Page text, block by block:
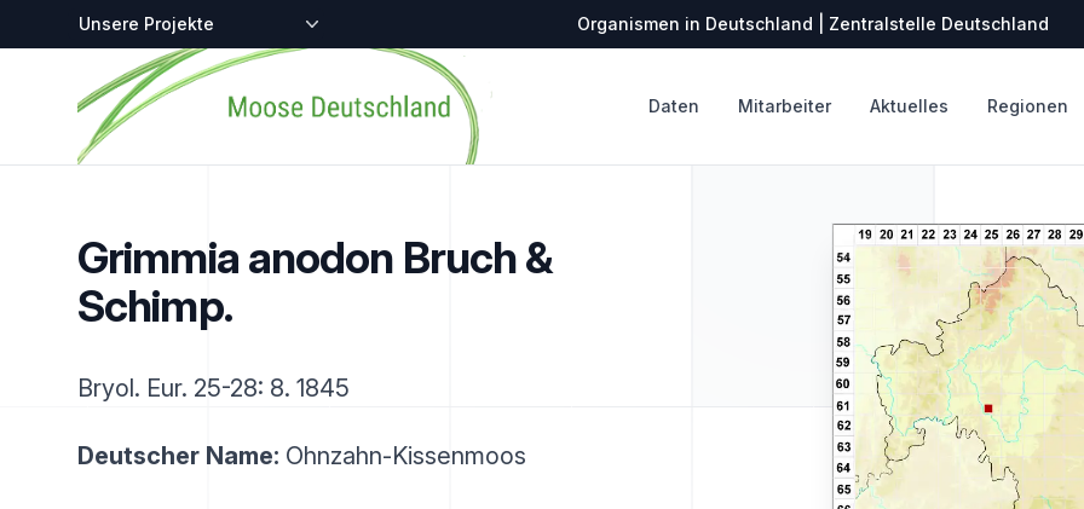
Zentralstellen-Projekte Organismen in Deutschland | Zentralstelle Deutschland
Startseite
Daten Mitarbeiter Aktuelles Regionen
Grimmia anodon Bruch &
Schimp.
Bryol. Eur. 25-28: 8. 1845
Deutscher Name: Ohnzahn-Kissenmoos